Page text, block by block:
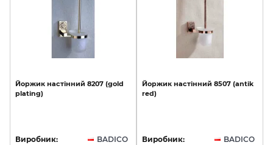
Йоржик настінний 8207 (gold
plating)
Виробник: BADICO
Йоржик настінний 8507 (antik
red)
Виробник: BADICO